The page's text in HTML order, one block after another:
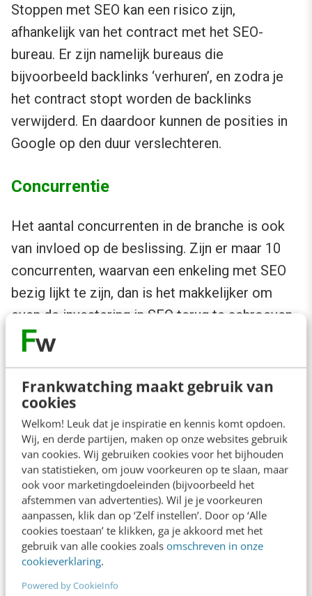
Frankwatching maakt gebruik van
cookies
Welkom! Leuk dat je inspiratie en kennis komt opdoen.
Wij, en derde partijen, maken op onze websites gebruik
van cookies. Wij gebruiken cookies voor het bijhouden
van statistieken, om jouw voorkeuren op te slaan, maar
ook voor marketingdoeleinden (bijvoorbeeld het
afstemmen van advertenties). Wil je je voorkeuren
aanpassen, klik dan op ‘Zelf instellen’. Door op ‘Alle
cookies toestaan’ te klikken, ga je akkoord met het
gebruik van alle cookies zoals omschreven in onze
cookieverklaring.
Powered by CookieInfo
Stoppen met SEO kan een risico zijn,
afhankelijk van het contract met het SEO-
bureau. Er zijn namelijk bureaus die
bijvoorbeeld backlinks ‘verhuren’, en zodra je
het contract stopt worden de backlinks
verwijderd. En daardoor kunnen de posities in
Google op den duur verslechteren.
Concurrentie
Het aantal concurrenten in de branche is ook
van invloed op de beslissing. Zijn er maar 10
concurrenten, waarvan een enkeling met SEO
bezig lijkt te zijn, dan is het makkelijker om
even de investering in SEO terug te schroeven.
Je kunt er ook voor kiezen om enkele
medewerkers op SEO-training te sturen. Of het
inhuren van een Incompany SEO-specialist, die
op locatie werkzaam is, en eigenlijk
tegelijkertijd medewerkers begeleidt met SEO.
Omdat elk SEO-bureau weer anders te werk
gaat, is het belangrijk om te weten welke
werkzaamheden er worden uitgevoerd. Het
ene SEO-bureau helpt misschien alleen met
een outline, en laat de tekst dan zelf schrijven,